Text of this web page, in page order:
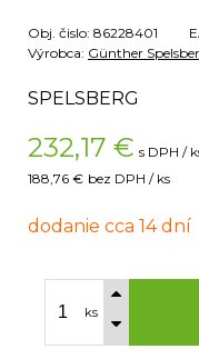
Obj. čislo: 86228401
Výrobca: Günther
SPELSBERG
232,17 € s DPH /
188,76 € bez DPH / ks
dodanie cca 14 dní
ks